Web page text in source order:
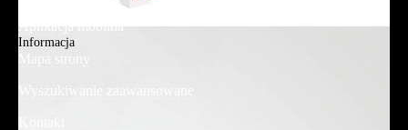
Aplikacja mobilna
Informacja
Wyszukiwanie zaawansowane